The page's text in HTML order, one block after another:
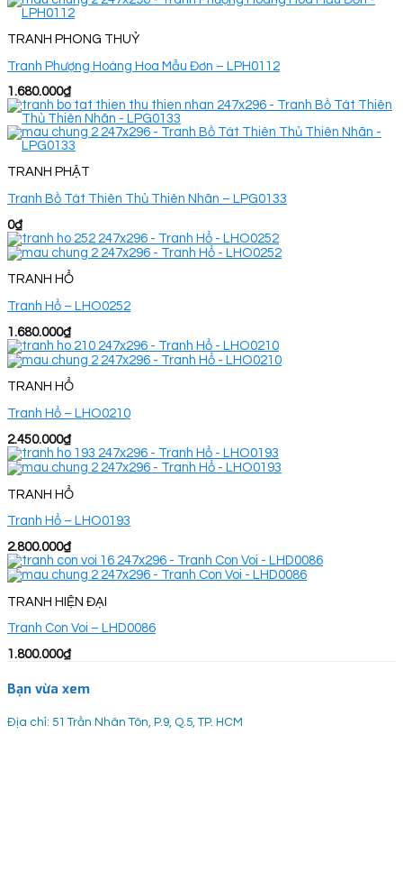
TRANH PHONG THUỶ
Tranh Phượng Hoàng Hoa Mẫu Đơn – LPH0112
1.680.000₫
TRANH PHẬT
Tranh Bồ Tát Thiên Thủ Thiên Nhãn – LPG0133
0₫
TRANH HỔ
Tranh Hổ – LHO0252
1.680.000₫
TRANH HỔ
Tranh Hổ – LHO0210
2.450.000₫
TRANH HỔ
Tranh Hổ – LHO0193
2.800.000₫
TRANH HIỆN ĐẠI
Tranh Con Voi – LHD0086
1.800.000₫
Bạn vừa xem
Địa chỉ: 51 Trần Nhân Tôn, P.9, Q.5, TP. HCM